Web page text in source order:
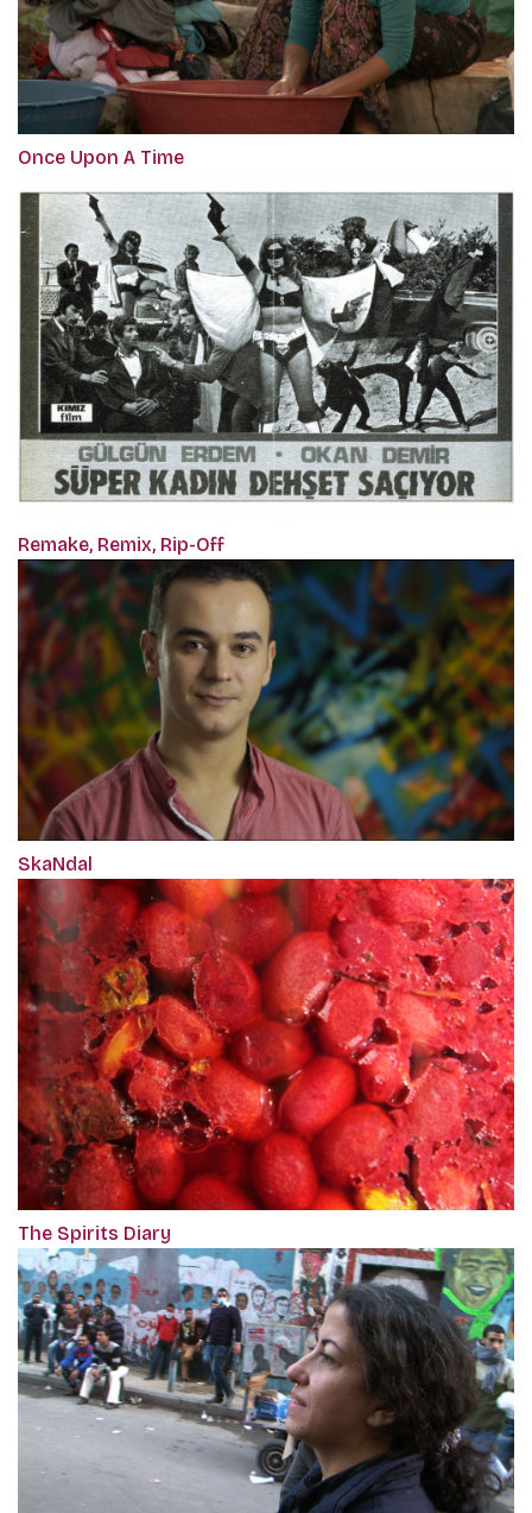
Once Upon A Time
Remake, Remix, Rip-Off
SkaNdal
The Spirits Diary